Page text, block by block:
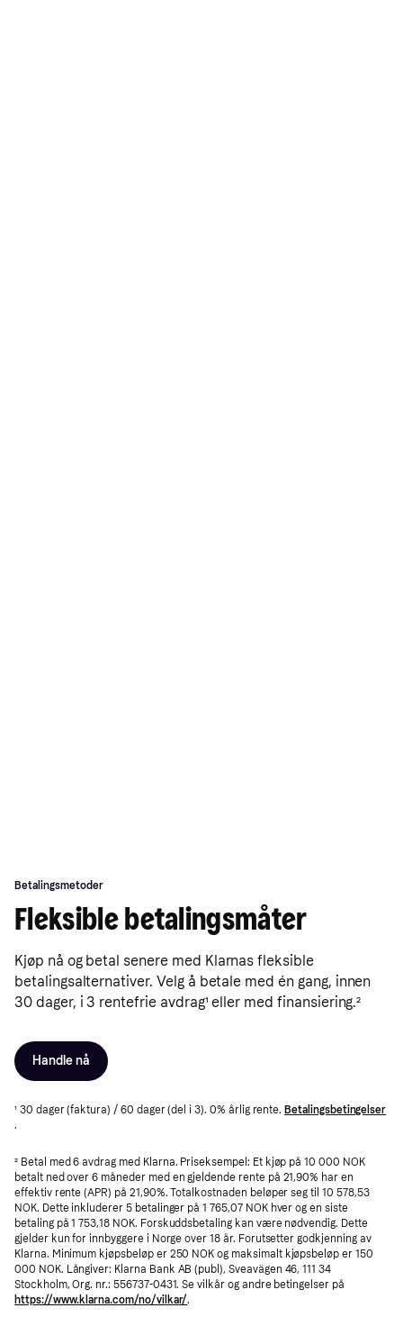
Betalingsmetoder
Fleksible betalingsmåter
Kjøp nå og betal senere med Klarnas fleksible
betalingsalternativer. Velg å betale med én gang, innen
30 dager, i 3 rentefrie avdrag¹ eller med finansiering.²
Handle nå
¹ 30 dager (faktura) / 60 dager (del i 3). 0% årlig rente.Betalingsbetingelser
.
² Betal med 6 avdrag med Klarna. Priseksempel: Et kjøp på 10 000 NOK
betalt ned over 6 måneder med en gjeldende rente på 21,90% har en
effektiv rente (APR) på 21,90%. Totalkostnaden beløper seg til 10 578,53
NOK. Dette inkluderer 5 betalinger på 1 765,07 NOK hver og en siste
betaling på 1 753,18 NOK. Forskuddsbetaling kan være nødvendig. Dette
gjelder kun for innbyggere i Norge over 18 år. Forutsetter godkjenning av
Klarna. Minimum kjøpsbeløp er 250 NOK og maksimalt kjøpsbeløp er 150
000 NOK. Långiver: Klarna Bank AB (publ), Sveavägen 46, 111 34
Stockholm, Org. nr.: 556737-0431. Se vilkår og andre betingelser på
https://www.klarna.com/no/vilkar/.